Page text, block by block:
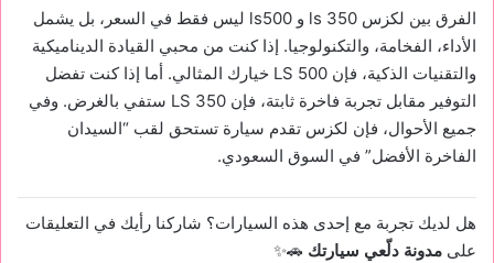
الفرق بين لكزس ls 350 و ls500 ليس فقط في السعر، بل يشمل
الأداء، الفخامة، والتكنولوجيا. إذا كنت من محبي القيادة الديناميكية
والتقنيات الذكية، فإن LS 500 خيارك المثالي. أما إذا كنت تفضل
التوفير مقابل تجربة فاخرة ثابتة، فإن LS 350 ستفي بالغرض. وفي
جميع الأحوال، فإن لكزس تقدم سيارة تستحق لقب “السيدان
الفاخرة الأفضل” في السوق السعودي.
هل لديك تجربة مع إحدى هذه السيارات؟ شاركنا رأيك في التعليقات
على مدونة دلّعي سيارتك 🚗✨